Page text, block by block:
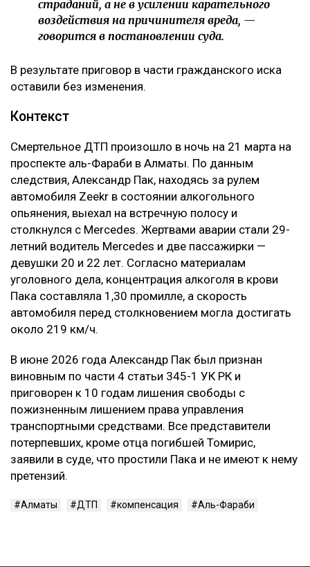
страданий, а не в усилении карательного
воздействия на причинителя вреда, —
говорится в постановлении суда.
В результате приговор в части гражданского иска
оставили без изменения.
Контекст
Смертельное ДТП произошло в ночь на 21 марта на
проспекте аль-Фараби в Алматы. По данным
следствия, Александр Пак, находясь за рулем
автомобиля Zeekr в состоянии алкогольного
опьянения, выехал на встречную полосу и
столкнулся с Mercedes. Жертвами аварии стали 29-
летний водитель Mercedes и две пассажирки —
девушки 20 и 22 лет. Согласно материалам
уголовного дела, концентрация алкоголя в крови
Пака составляла 1,30 промилле, а скорость
автомобиля перед столкновением могла достигать
около 219 км/ч.
В июне 2026 года Александр Пак был признан
виновным по части 4 статьи 345-1 УК РК и
приговорен к 10 годам лишения свободы с
пожизненным лишением права управления
транспортными средствами. Все представители
потерпевших, кроме отца погибшей Томирис,
заявили в суде, что простили Пака и не имеют к нему
претензий.
Алматы ДТП компенсация Аль-Фараби